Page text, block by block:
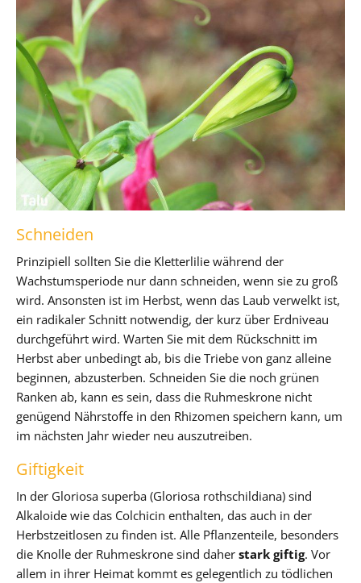
Schneiden
Prinzipiell sollten Sie die Kletterlilie während der
Wachstumsperiode nur dann schneiden, wenn sie zu groß
wird. Ansonsten ist im Herbst, wenn das Laub verwelkt ist,
ein radikaler Schnitt notwendig, der kurz über Erdniveau
durchgeführt wird. Warten Sie mit dem Rückschnitt im
Herbst aber unbedingt ab, bis die Triebe von ganz alleine
beginnen, abzusterben. Schneiden Sie die noch grünen
Ranken ab, kann es sein, dass die Ruhmeskrone nicht
genügend Nährstoffe in den Rhizomen speichern kann, um
im nächsten Jahr wieder neu auszutreiben.
Giftigkeit
In der Gloriosa superba (Gloriosa rothschildiana) sind
Alkaloide wie das Colchicin enthalten, das auch in der
Herbstzeitlosen zu finden ist. Alle Pflanzenteile, besonders
die Knolle der Ruhmeskrone sind daher stark giftig. Vor
allem in ihrer Heimat kommt es gelegentlich zu tödlichen